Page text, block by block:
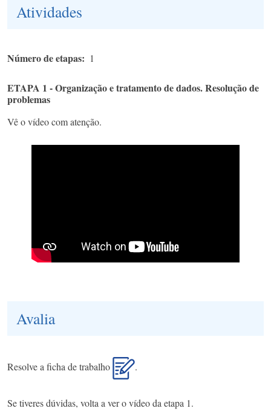
Atividades
Número de etapas 1
ETAPA 1 - Organização e tratamento de dados. Resolução de
problemas
Vê o vídeo com atenção.
Avalia
Resolve a ficha de trabalho .
Se tiveres dúvidas, volta a ver o vídeo da etapa 1.